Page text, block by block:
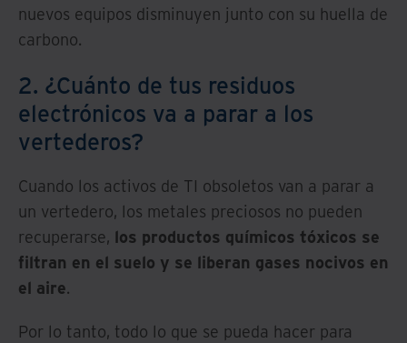
nuevos equipos disminuyen junto con su huella de
carbono.
2. ¿Cuánto de tus residuos
electrónicos va a parar a los
vertederos?
Cuando los activos de TI obsoletos van a parar a
un vertedero, los metales preciosos no pueden
recuperarse, los productos químicos tóxicos se
filtran en el suelo y se liberan gases nocivos en
el aire.
Por lo tanto, todo lo que se pueda hacer para